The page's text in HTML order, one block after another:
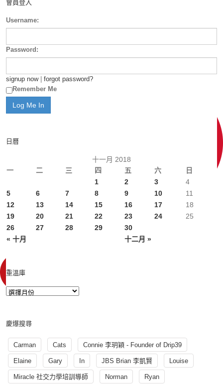
會員登入
Username:
Password:
signup now| forgot password?
Remember Me
日曆
十一月 2018
一
二 三 四 五 六 日
« 十月 十二月 »
1 2 3
4
5
6 7 8 9 10
11
12
13 14 15 16 17
18
19
20 21 22 23 24
25
26
27 28 29 30
重溫庫
慶爆搜尋
Carman Cats Connie 李玥穎 - Founder of Drip39
Elaine Gary In JBS Brian 李凱賢 Louise
Miracle 社交力學培訓導師 Norman Ryan